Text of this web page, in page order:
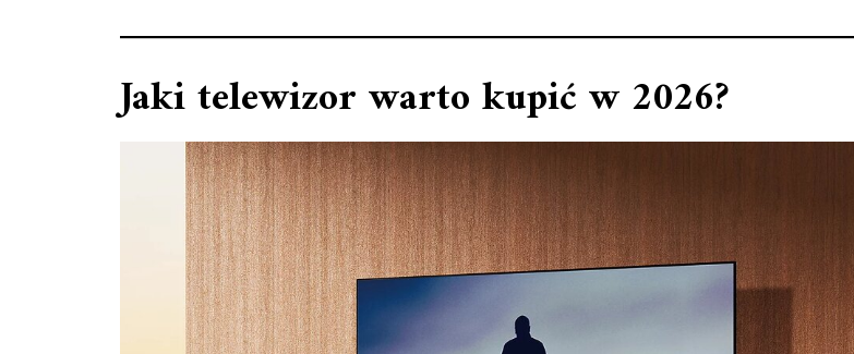
Jaki telewizor warto kupić w 2026?